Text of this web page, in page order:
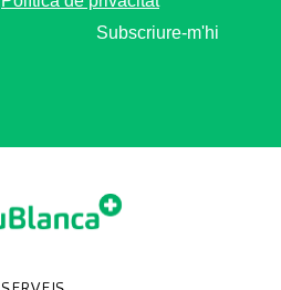
Subscriure-m'hi